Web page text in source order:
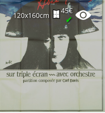
120x160cm
45€
✔